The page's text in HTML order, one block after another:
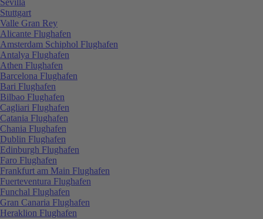
Stuttgart
Valle Gran Rey
Alicante Flughafen
Amsterdam Schiphol Flughafen
Antalya Flughafen
Athen Flughafen
Barcelona Flughafen
Bari Flughafen
Bilbao Flughafen
Cagliari Flughafen
Catania Flughafen
Chania Flughafen
Dublin Flughafen
Edinburgh Flughafen
Faro Flughafen
Frankfurt am Main Flughafen
Fuerteventura Flughafen
Funchal Flughafen
Gran Canaria Flughafen
Heraklion Flughafen